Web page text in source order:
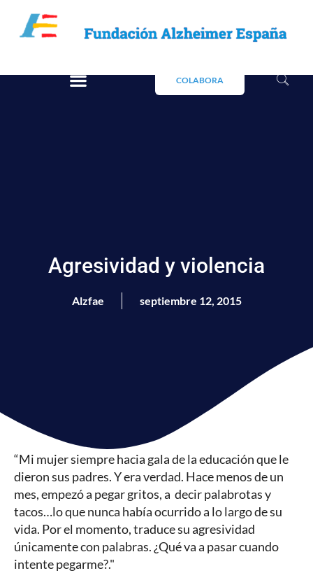
COLABORA
Agresividad y violencia
Alzfae septiembre 12, 2015
“Mi mujer siempre hacia gala de la educación que le
dieron sus padres. Y era verdad. Hace menos de un
mes, empezó a pegar gritos, a decir palabrotas y
tacos…lo que nunca había ocurrido a lo largo de su
vida. Por el momento, traduce su agresividad
únicamente con palabras. ¿Qué va a pasar cuando
intente pegarme?."